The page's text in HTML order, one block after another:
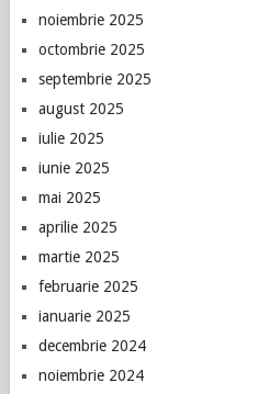
noiembrie 2025
octombrie 2025
septembrie 2025
august 2025
iulie 2025
iunie 2025
mai 2025
aprilie 2025
martie 2025
februarie 2025
ianuarie 2025
decembrie 2024
noiembrie 2024